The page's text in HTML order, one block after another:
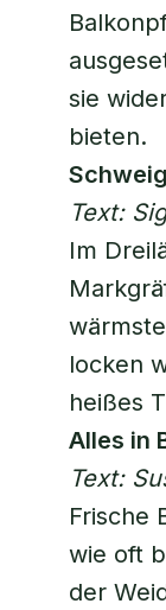
sie
bieten.
Text:
Im
locken
heißes
Alles in
Text:
Frische
wie oft
der